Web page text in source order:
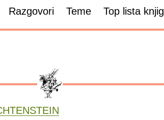
Razgovori Teme Top lista